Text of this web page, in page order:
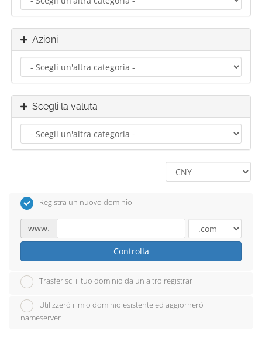
Azioni
Scegli la valuta
Registra un nuovo dominio
www.
Controlla
Trasferisci il tuo dominio da un altro registrar
Utilizzerò il mio dominio esistente ed aggiornerò i
nameserver